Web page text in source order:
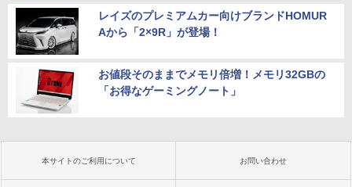
レイズのプレミアムカー向けブランドHOMUR
Aから「2×9R」が登場！
お値段そのままでメモリ倍増！メモリ32GBの
「お得なゲーミングノート」
本サイトのご利用について お問い合わせ